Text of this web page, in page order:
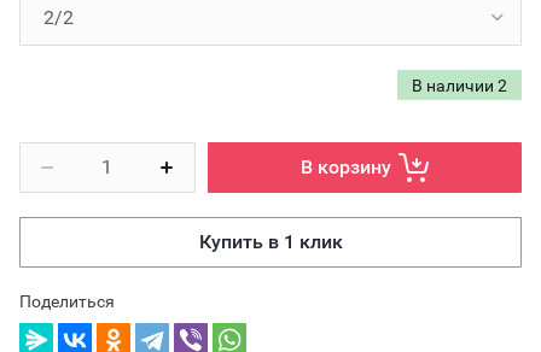
В наличии 2
В корзину
Купить в 1 клик
Поделиться